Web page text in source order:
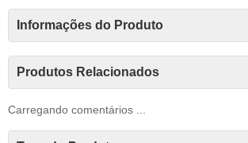
Informações do Produto
Produtos Relacionados
Carregando comentários ...